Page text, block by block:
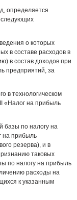
определяется
следующих
о которых
в составе расходов в
в состав доходов при
предприятий, за
в технологическом
«Налог на прибыль
базы по налогу на
на прибыль
резерва), и в
таковых
по налогу на прибыль
расходы на
к указанным